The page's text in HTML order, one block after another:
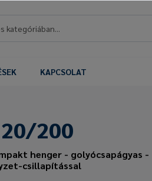
KAPCSOLAT
20/200
henger - golyócsapágyas -
csillapítással